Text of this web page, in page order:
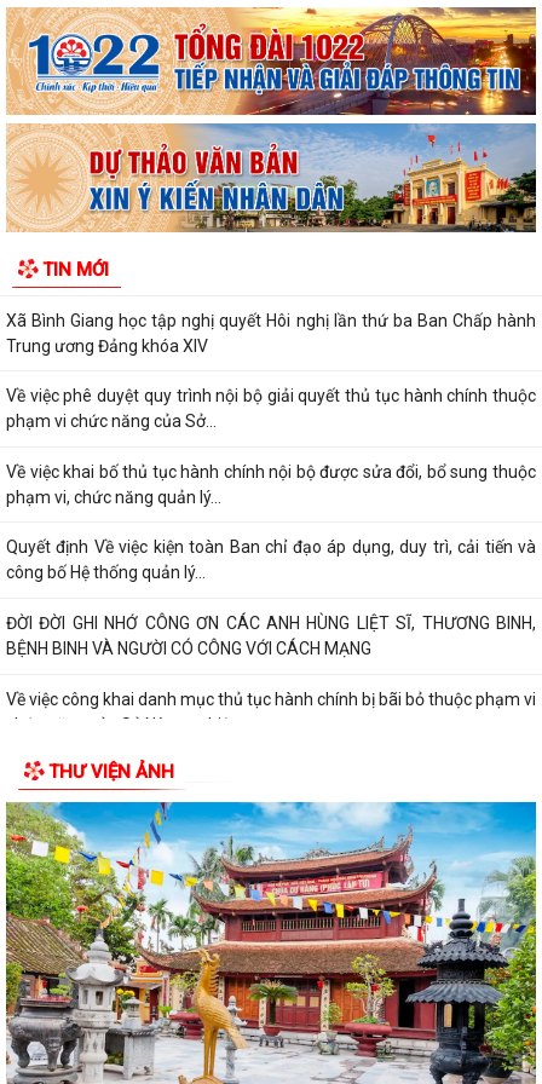
TIN MỚI
XÃ BÌNH GIANG TỔ CHỨC TẬP HUẤN VỀ HỆ THỐNG QUẢN LÝ CHẤT
LƯỢNG THEO TIÊU CHUẨN QUỐC GIA TCVN...
UBND xã triển khai giải quyết chế độ chính sách đối với người hoạt
động không chuyên trách ở thôn
Nghị quyết Về việc quy định mức chi thăm chúc tết Nguyên đán, thăm
hỏi ốm đau, trợ cấp đối với một...
Bình Giang triển khai Kế hoạch lấy mẫu hài cốt liệt sĩ
Xã Bình Giang học tập nghị quyết Hôi nghị lần thứ ba Ban Chấp hành
Trung ương Đảng khóa XIV
Về việc phê duyệt quy trình nội bộ giải quyết thủ tục hành chính thuộc
phạm vi chức năng của Sở...
Về việc khai bố thủ tục hành chính nội bộ được sửa đổi, bổ sung thuộc
phạm vi, chức năng quản lý...
Quyết định Về việc kiện toàn Ban chỉ đạo áp dụng, duy trì, cải tiến và
công bố Hệ thống quản lý...
ĐỜI ĐỜI GHI NHỚ CÔNG ƠN CÁC ANH HÙNG LIỆT SĨ, THƯƠNG BINH,
BỆNH BINH VÀ NGƯỜI CÓ CÔNG VỚI CÁCH MẠNG
Về việc công khai danh mục thủ tục hành chính bị bãi bỏ thuộc phạm vi
chức năng của Sở Nông nghiệp...
THẮP SÁNG NGỌN NẾN TRI ÂN – XÃ BÌNH GIANG LAN TỎA ĐẠO LÝ
"UỐNG NƯỚC NHỚ NGUỒN"
Tìm hiểu Luật số 132/2025/QH15 sửa đổi, bổ sung một số điều của
Luật Phòng, chống tham nhũng, có...
XÃ BÌNH GIANG TỔ CHỨC KỲ HỌP THỨ BA (KỲ HỌP THƯỜNG LỆ GIỮA
NĂM) HĐND XÃ BÌNH GIANG KHÓA II, NHIỆM...
Về việc công khai thủ tục hành chính nội bộ ban hành mới lĩnh vực điện
lực thuộc phạm vi chức năng...
Tuyên truyền, hướng dẫn người dân sử dụng VNeID, dịch vụ công trực
THƯ VIỆN ẢNH